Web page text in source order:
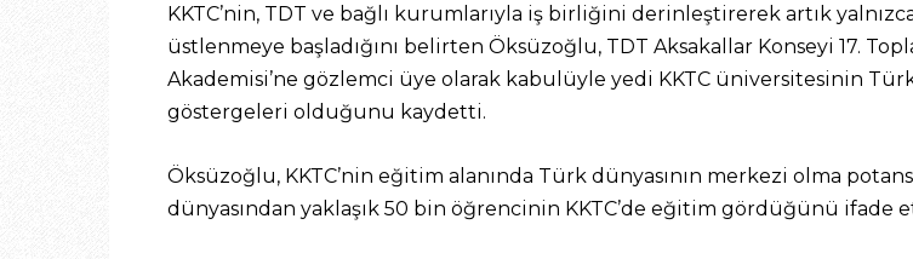
KKTC’nin, TDT ve bağlı kurumlarıyla iş birliğini derinleştirerek artık
üstlenmeye başladığını belirten Öksüzoğlu, TDT Aksakallar Konseyi 17.
Akademisi’ne gözlemci üye olarak kabulüyle yedi KKTC üniversitesinin
göstergeleri olduğunu kaydetti.
Öksüzoğlu, KKTC’nin eğitim alanında Türk dünyasının merkezi olma
dünyasından yaklaşık 50 bin öğrencinin KKTC’de eğitim gördüğünü ifade